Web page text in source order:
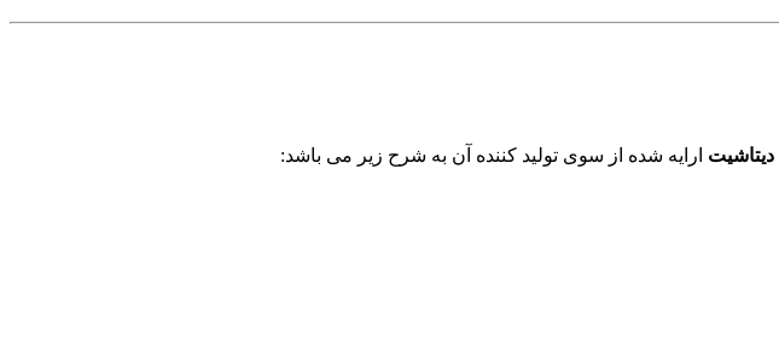
دیتاشیت ارایه شده از سوی تولید کننده آن به شرح زیر می باشد: